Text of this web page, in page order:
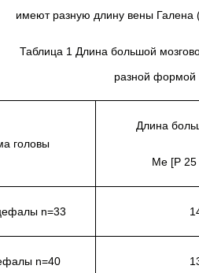
имеют разную длину вены Галена
Таблица 1 Длина большой
разной формой
головы
Длина
Ме [Р 25
n=33
n=40